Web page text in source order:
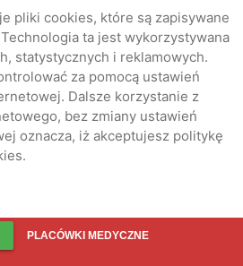
pliki cookies, które są zapisywane
ta jest wykorzystywana
statystycznych i reklamowych.
za pomocą ustawień
Dalsze korzystanie z
bez zmiany ustawień
oznacza, iż akceptujesz politykę
PLACÓWKI MEDYCZNE